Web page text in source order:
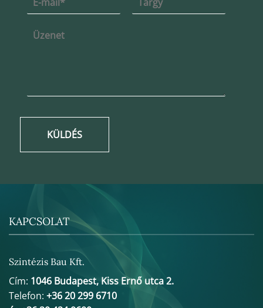
KÜLDÉS
KAPCSOLAT
Szintézis Bau Kft.
Cím: 1046 Budapest, Kiss Ernő utca 2.
Telefon: +36 20 299 6710